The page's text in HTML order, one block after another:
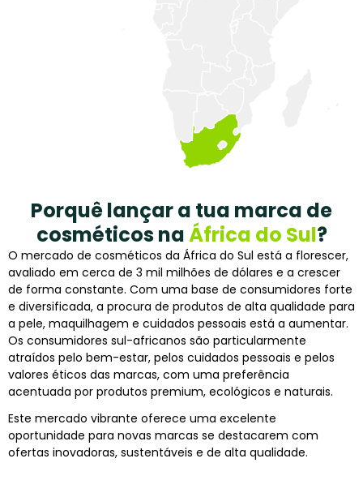
Porquê lançar a tua marca de
cosméticos naÁfrica do Sul?
O mercado de cosméticos da África do Sul está a florescer,
avaliado em cerca de 3 mil milhões de dólares e a crescer
de forma constante. Com uma base de consumidores forte
e diversificada, a procura de produtos de alta qualidade para
a pele, maquilhagem e cuidados pessoais está a aumentar.
Os consumidores sul-africanos são particularmente
atraídos pelo bem-estar, pelos cuidados pessoais e pelos
valores éticos das marcas, com uma preferência
acentuada por produtos premium, ecológicos e naturais.
Este mercado vibrante oferece uma excelente
oportunidade para novas marcas se destacarem com
ofertas inovadoras, sustentáveis e de alta qualidade.